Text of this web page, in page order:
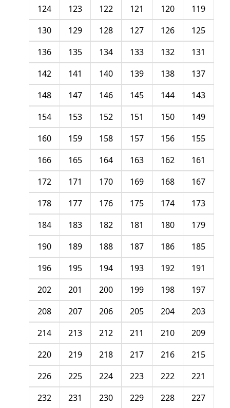
119
120
121
122
123
124
125
126
127
128
129
130
131
132
133
134
135
136
137
138
139
140
141
142
143
144
145
146
147
148
149
150
151
152
153
154
155
156
157
158
159
160
161
162
163
164
165
166
167
168
169
170
171
172
173
174
175
176
177
178
179
180
181
182
183
184
185
186
187
188
189
190
191
192
193
194
195
196
197
198
199
200
201
202
203
204
205
206
207
208
209
210
211
212
213
214
215
216
217
218
219
220
221
222
223
224
225
226
227
228
229
230
231
232